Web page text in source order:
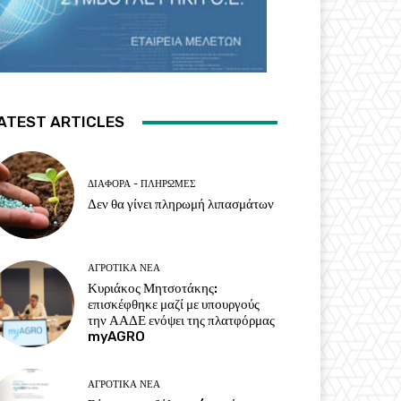
ARTICLES
ΔΙΆΦΟΡΑ - ΠΛΗΡΩΜΈΣ
Δεν θα γίνει πληρωμή λιπασμάτων
ΑΓΡΟΤΙΚΆ ΝΈΑ
Κυριάκος Μητσοτάκης:
επισκέφθηκε μαζί με υπουργούς
την ΑΑΔΕ ενόψει της πλατφόρμας
myAGRO
ΑΓΡΟΤΙΚΆ ΝΈΑ